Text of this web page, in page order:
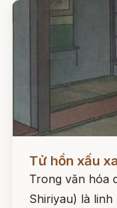
Đọc ngay
Tử hồn xấu
Trong văn hóa
Shiriyau) là